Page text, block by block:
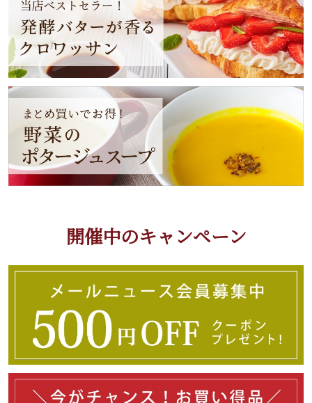
開催中のキャンペーン